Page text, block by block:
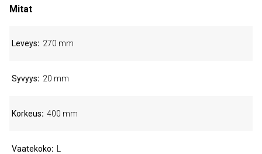
Mitat
Leveys 270 mm
Syvyys 20 mm
Korkeus 400 mm
Vaatekoko